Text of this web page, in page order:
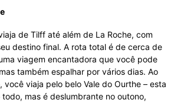
de Tilff até além de La Roche, com
destino final. A rota total é de cerca de
viagem encantadora que você pode
também espalhar por vários dias. Ao
você viaja pelo belo Vale do Ourthe – esta
mas é deslumbrante no outono,